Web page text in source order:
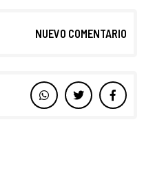
NUEVO COMENTARIO